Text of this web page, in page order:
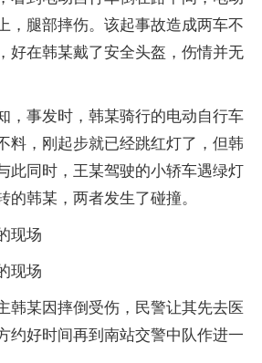
，腿部摔伤。该起事故造成两车不
好在韩某戴了安全头盔，伤情并无
，事发时，韩某骑行的电动自行车
料，刚起步就已经跳红灯了，但韩
此同时，王某驾驶的小轿车遇绿灯
的韩某，两者发生了碰撞。
现场
现场
韩某因摔倒受伤，民警让其先去医
约好时间再到南站交警中队作进一